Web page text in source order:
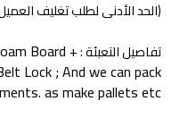
(الحد الأدنى لطلب تغليف العميل : 400
تفاصيل التعبئة :Board +
Lock ; And we can pack
as make pallets etc.